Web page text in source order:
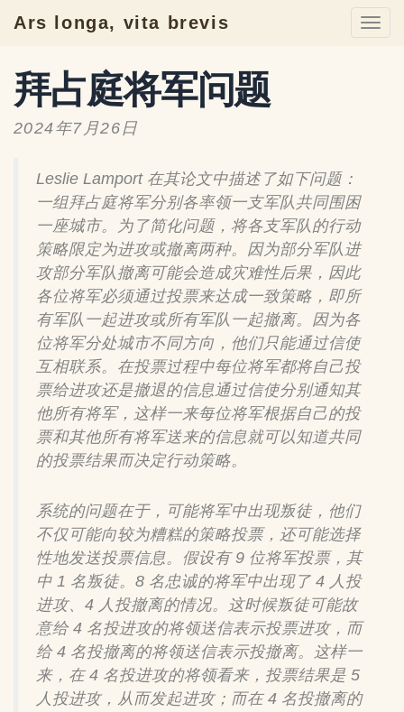
Ars longa, vita brevis
拜占庭将军问题
2024年7月26日
Leslie Lamport 在其论文中描述了如下问题：
一组拜占庭将军分别各率领一支军队共同围困
一座城市。为了简化问题，将各支军队的行动
策略限定为进攻或撤离两种。因为部分军队进
攻部分军队撤离可能会造成灾难性后果，因此
各位将军必须通过投票来达成一致策略，即所
有军队一起进攻或所有军队一起撤离。因为各
位将军分处城市不同方向，他们只能通过信使
互相联系。在投票过程中每位将军都将自己投
票给进攻还是撤退的信息通过信使分别通知其
他所有将军，这样一来每位将军根据自己的投
票和其他所有将军送来的信息就可以知道共同
的投票结果而决定行动策略。
系统的问题在于，可能将军中出现叛徒，他们
不仅可能向较为糟糕的策略投票，还可能选择
性地发送投票信息。假设有 9 位将军投票，其
中 1 名叛徒。8 名忠诚的将军中出现了 4 人投
进攻、4 人投撤离的情况。这时候叛徒可能故
意给 4 名投进攻的将领送信表示投票进攻，而
给 4 名投撤离的将领送信表示投撤离。这样一
来，在 4 名投进攻的将领看来，投票结果是 5
人投进攻，从而发起进攻；而在 4 名投撤离的